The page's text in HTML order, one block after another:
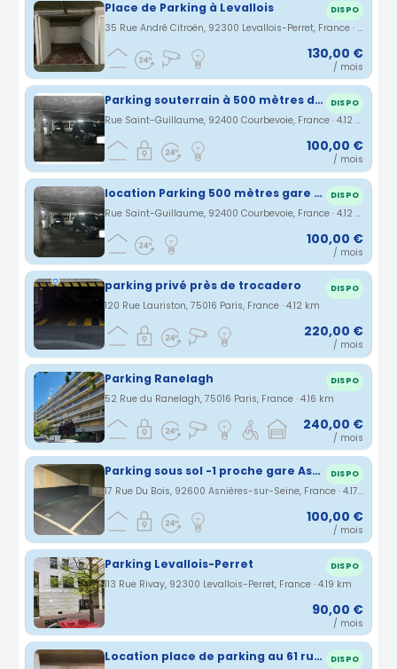
Place de Parking à Levallois DISPO
35 Rue André Citroën, 92300 Levallois-Perret, France · 4.01 km
130,00 €
/ mois
Parking souterrain à 500 mètres de la gare d'Asnières sur seine, rue Saint Guillaume DISPO
Rue Saint-Guillaume, 92400 Courbevoie, France · 4.12 km
100,00 €
/ mois
location Parking 500 mètres gare d'Asnières rue Saint Guillaume DISPO
Rue Saint-Guillaume, 92400 Courbevoie, France · 4.12 km
100,00 €
/ mois
parking privé près de trocadero DISPO
120 Rue Lauriston, 75016 Paris, France · 4.12 km
220,00 €
/ mois
Parking Ranelagh DISPO
52 Rue du Ranelagh, 75016 Paris, France · 4.16 km
240,00 €
/ mois
Parking sous sol -1 proche gare Asnières DISPO
17 Rue Du Bois, 92600 Asnières-sur-Seine, France · 4.17 km
100,00 €
/ mois
Parking Levallois-Perret DISPO
113 Rue Rivay, 92300 Levallois-Perret, France · 4.19 km
90,00 €
/ mois
Location place de parking au 61 rue de Passy -75016 Paris DISPO